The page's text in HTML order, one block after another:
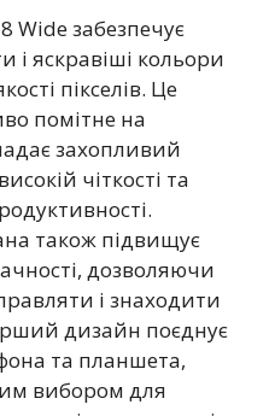
Wide забезпечує
і яскравіші кольори
пікселів. Це
помітне на
захопливий
чіткості та
також підвищує
дозволяючи
і знаходити
дизайн поєднує
та планшета,
вибором для